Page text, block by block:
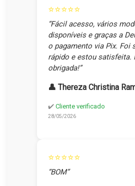
⭐⭐⭐⭐⭐
“Fácil acesso, vários
disponíveis e graças a
o pagamento via Pix. Foi
rápido e estou satisfeita.
obrigada!”
👤 Thereza Christina
✔️ Cliente verificado
28/05/2026
⭐⭐⭐⭐⭐
“BOM”